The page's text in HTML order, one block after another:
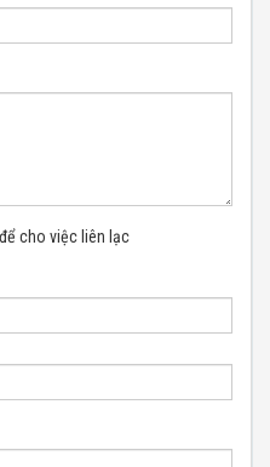
cho việc liên lạc